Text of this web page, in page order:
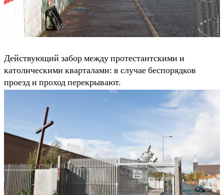
Действующий забор между протестантскими и
католическими кварталами: в случае беспорядков
проезд и проход перекрывают.